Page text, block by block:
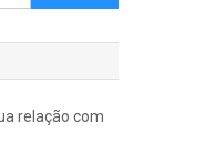
relação com